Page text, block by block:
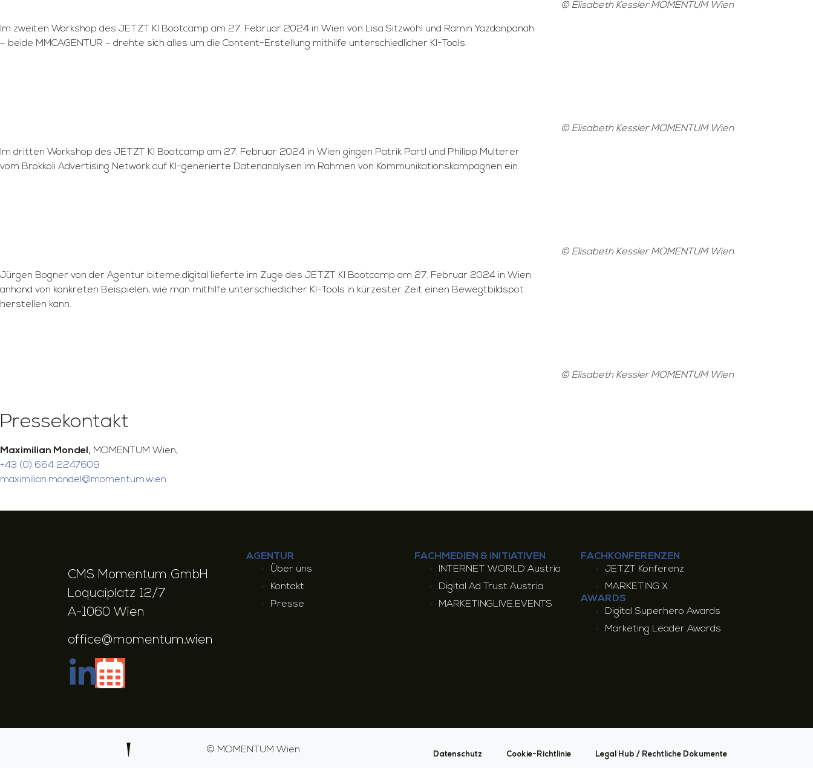
© Elisabeth Kessler MOMENTUM Wien
Im zweiten Workshop des JETZT KI Bootcamp am 27. Februar 2024 in Wien von Lisa Sitzwohl und Ramin Yazdanpanah
– beide MMCAGENTUR – drehte sich alles um die Content-Erstellung mithilfe unterschiedlicher KI-Tools.
© Elisabeth Kessler MOMENTUM Wien
Im dritten Workshop des JETZT KI Bootcamp am 27. Februar 2024 in Wien gingen Patrik Partl und Philipp Multerer
vom Brokkoli Advertising Network auf KI-generierte Datenanalysen im Rahmen von Kommunikationskampagnen ein.
© Elisabeth Kessler MOMENTUM Wien
Jürgen Bogner von der Agentur biteme.digital lieferte im Zuge des JETZT KI Bootcamp am 27. Februar 2024 in Wien
anhand von konkreten Beispielen, wie man mithilfe unterschiedlicher KI-Tools in kürzester Zeit einen Bewegtbildspot
herstellen kann.
© Elisabeth Kessler MOMENTUM Wien
Pressekontakt
Maximilian Mondel, MOMENTUM Wien,
+43 (0) 664 2247609
maximilian.mondel@momentum.wien
CMS Momentum GmbH
Loquaiplatz 12/7
A-1060 Wien
office@momentum.wien
AGENTUR
Über uns
Kontakt
Presse
FACHMEDIEN & INITIATIVEN
INTERNET WORLD Austria
Digital Ad Trust Austria
MARKETINGLIVE.EVENTS
FACHKONFERENZEN
JETZT Konferenz
MARKETING X
AWARDS
Digital Superhero Awards
Marketing Leader Awards
© MOMENTUM Wien Datenschutz Cookie-Richtlinie Legal Hub / Rechtliche Dokumente